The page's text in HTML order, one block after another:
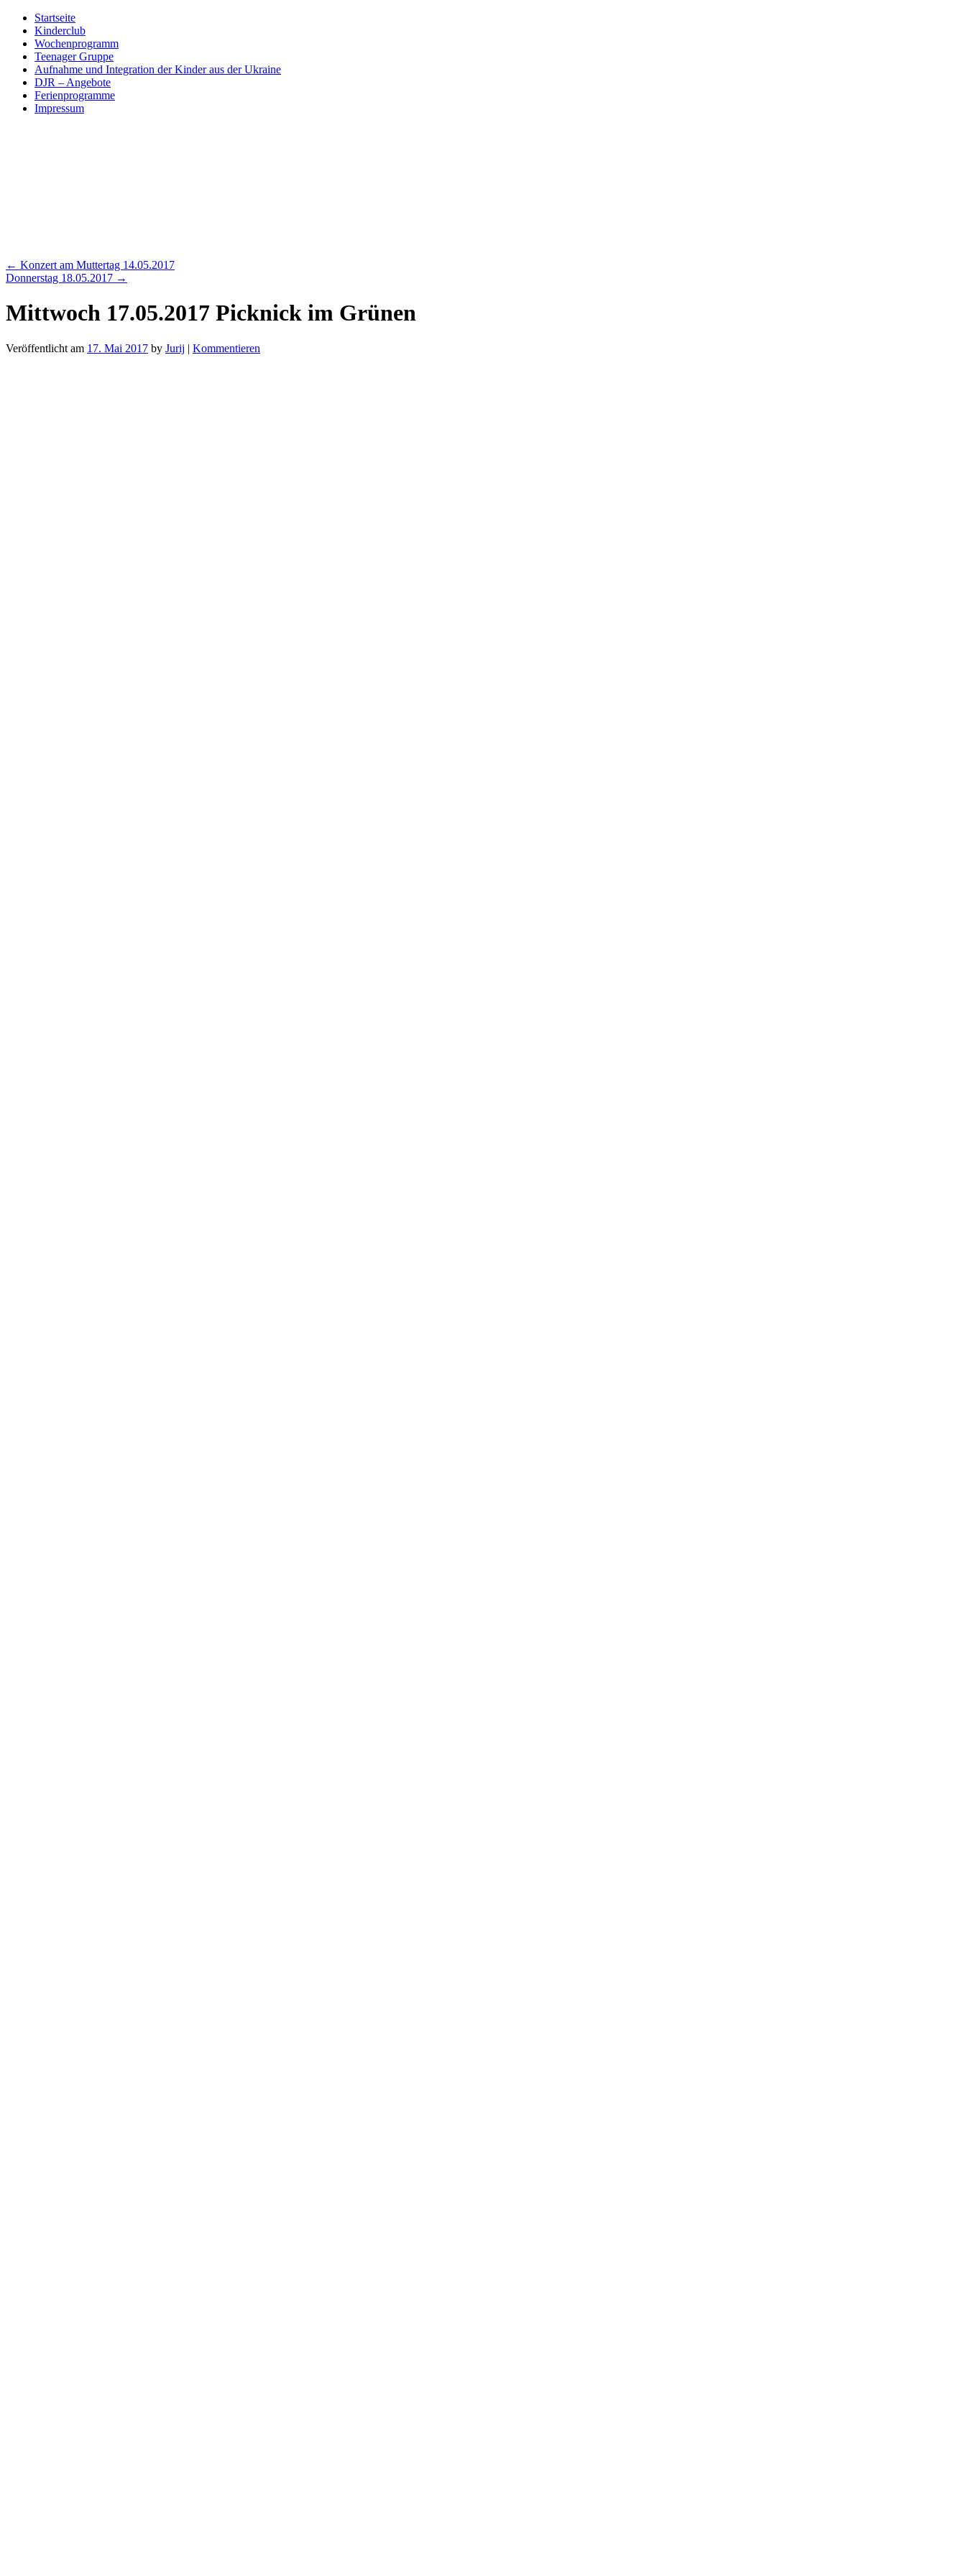
Skip
content
Startseite
Kinderclub
Wochenprogramm
Teenager Gruppe
Aufnahme und Integration der Kinder aus der Ukraine
DJR – Angebote
Ferienprogramme
Impressum
← Konzert am Muttertag 14.05.2017
Donnerstag 18.05.2017 →
Mittwoch 17.05.2017 Picknick im Grünen
Veröffentlicht am 17. Mai 2017 by Jurij | Kommentieren